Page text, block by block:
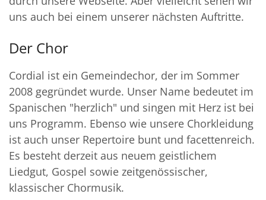
uns auch bei einem unserer nächsten Auftritte.
Der Chor
Cordial ist ein Gemeindechor, der im Sommer
2008 gegründet wurde. Unser Name bedeutet im
Spanischen "herzlich" und singen mit Herz ist bei
uns Programm. Ebenso wie unsere Chorkleidung
ist auch unser Repertoire bunt und facettenreich.
Es besteht derzeit aus neuem geistlichem
Liedgut, Gospel sowie zeitgenössischer,
klassischer Chormusik.